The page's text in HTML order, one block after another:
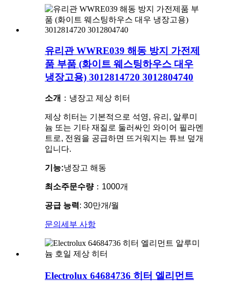
유리관 WWRE039 해동 방지 가전제
품 부품 (화이트 웨스팅하우스 대우
냉장고용) 3012814720 3012804740
소개 ：냉장고 제상 히터
제상 히터는 기본적으로 석영, 유리, 알루미
늄 또는 기타 재질로 둘러싸인 와이어 필라멘
트로, 전원을 공급하면 뜨거워지는 튜브 덮개
입니다.
기능:냉장고 해동
최소주문수량：1000개
공급 능력: 30만개/월
문의 세부 사항
Electrolux 64684736 히터 엘리먼트